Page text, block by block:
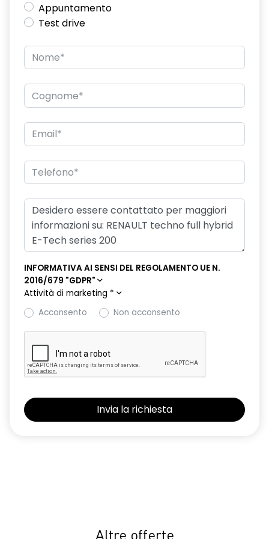
climatizzatore automatico bi-zona
console centrale alta con bracciolo portaoggetti scorrevole
disattivazione ADAS
disattivazione manuale airbag passeggero
distance warning avviso distanza di sicurezza
driver display L-Shape da 12,3''
eCall funzionalità soggetta a copertura di rete;
compatibilità 2G/3G o 4G/5G a seconda del veicolo
ecomode
effetto 3D filigranato, e indicatori di direzione dinamici fari
posteriori
emergency lane keep assist assistenza d'emergenza al
mantenimento della corsia
Fari full LED adaptive vision con funzione fendinebbia
gruppi ottici posteriori a led
hands-free card per apertura/chiusura porte, avviamento
HAR00
Appuntamento
Test drive
INFORMATIVA AI SENSI DEL REGOLAMENTO UE N.
2016/679 "GDPR"
Attività di marketing *
Acconsento
Non acconsento